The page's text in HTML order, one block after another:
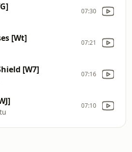
07:30
[Wt] 07:21
[W7] 07:16
07:10